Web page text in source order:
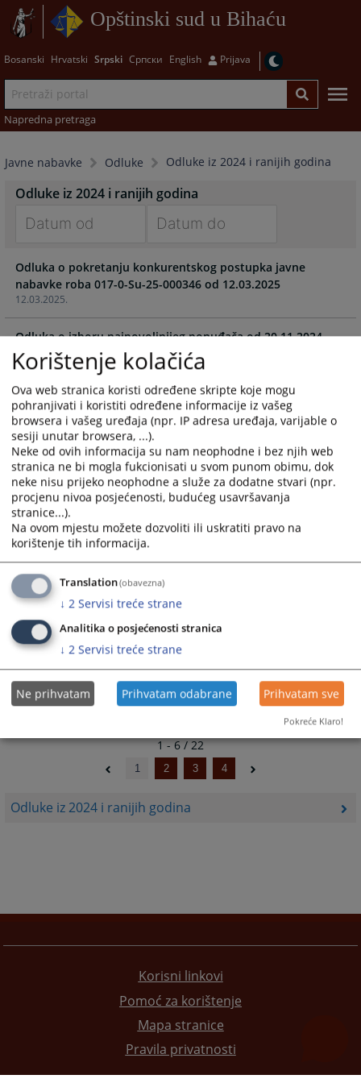
Opštinski sud u Bihaću
Bosanski Hrvatski Srpski Српски English Prijava
Napredna pretraga
Javne nabavke Odluke Odluke iz 2024 i ranijih godina
Odluke iz 2024 i ranijih godina
Odluke iz 2024 i ranijih godina
forward
to
interact
with
the
calendar
and
select
a
date.
Press
the
question
mark
key
to
get
keyboard
shortcuts
for
changing
forward
to
with
the
calendar
and
select
a
date.
Press
the
question
mark
to
get
keyboard
shortcuts
for
dates.
12.03.2025.
Odluka o pokretanju konkurentskog postupka javne
nabavke roba 017-0-Su-25-000346 od 12.03.2025
21.11.2024.
Odluka o izboru najpovoljnijeg ponuđača od 20.11.2024
31.07.2024.
Odluka o poništenju postupka od 31.07.2024
31.07.2024.
Odluka po žalbi i izboru najpovoljnijeg ponuđača od
30.07.2024
24.07.2024.
Odluke suda u postupku nabavke broj 017-0-Su-24-000542
07.05.2024.
Odluka o izboru najpovoljnijeg ponuđača 017-0-Su-24-
000470/5 od 06.05.2024
1 - 6 / 22
1 2 3 4
Korisni linkovi
Pomoć za korištenje
Mapa stranice
Pravila privatnosti
Korištenje kolačića
Ova web stranica koristi određene skripte koje mogu
pohranjivati i koristiti određene informacije iz vašeg
browsera i vašeg uređaja (npr. IP adresa uređaja, varijable o
sesiji unutar browsera, ...).
Neke od ovih informacija su nam neophodne i bez njih web
stranica ne bi mogla fukcionisati u svom punom obimu, dok
neke nisu prijeko neophodne a služe za dodatne stvari (npr.
procjenu nivoa posjećenosti, budućeg usavršavanja
stranice...).
Na ovom mjestu možete dozvoliti ili uskratiti pravo na
korištenje tih informacija.
Translation(obavezna)
↓ 2 Servisi treće strane
Analitika o posjećenosti stranica
↓ 2 Servisi treće strane
Ne prihvatam Prihvatam odabrane Prihvatam sve
Pokreće Klaro!